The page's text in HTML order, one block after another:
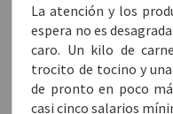
La atención y los
espera no es
caro. Un kilo de
trocito de tocino y
de pronto en poco
casi cinco salarios